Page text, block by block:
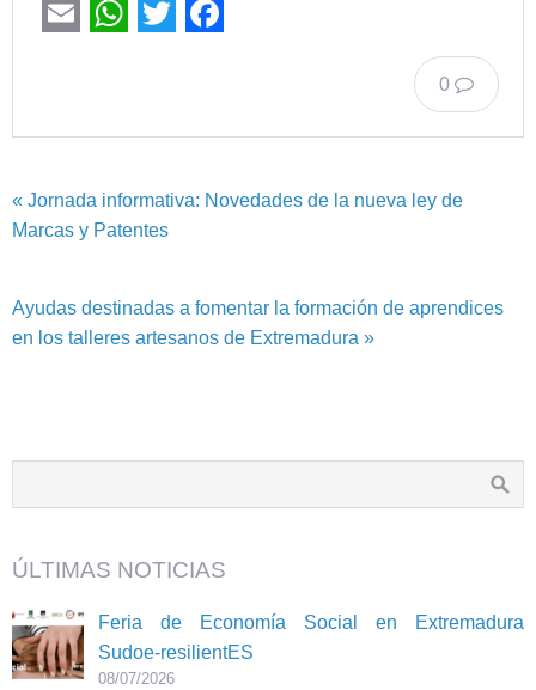
0
« Jornada informativa: Novedades de la nueva ley de
Marcas y Patentes
Ayudas destinadas a fomentar la formación de aprendices
en los talleres artesanos de Extremadura »
ÚLTIMAS NOTICIAS
Feria de Economía Social en Extremadura
Sudoe-resilientES
08/07/2026